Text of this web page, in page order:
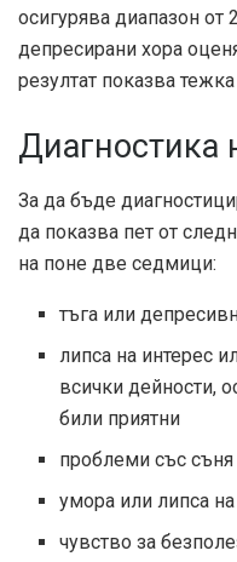
осигурява диапазон от
депресирани хора
резултат показва
Диагностика
За да бъде
да показва пет от
на поне две седмици:
тъга или
липса на интерес
всички дейности,
били приятни
проблеми със
умора или липса
чувство за